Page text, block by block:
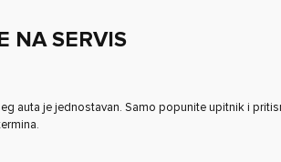
NA SERVIS
auta je jednostavan. Samo popunite upitnik i